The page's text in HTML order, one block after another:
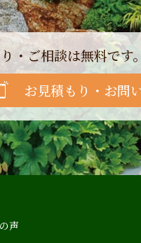
・ご相談は無料です。
お見積もり・お問
声